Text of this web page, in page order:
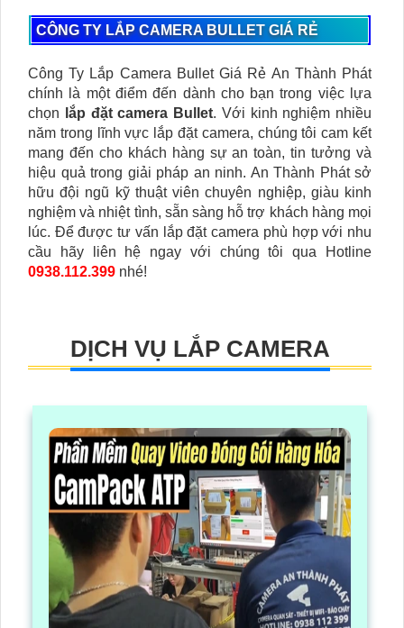
CÔNG TY LẮP CAMERA BULLET GIÁ RẺ
Công Ty Lắp Camera Bullet Giá Rẻ An Thành Phát
chính là một điểm đến dành cho bạn trong việc lựa
chọn
lắp đặt camera Bullet. Với kinh nghiệm nhiều
năm trong lĩnh vực lắp đặt camera, chúng tôi cam kết
mang đến cho khách hàng sự an toàn, tin tưởng và
hiệu quả trong giải pháp an ninh. An Thành Phát sở
hữu đội ngũ kỹ thuật viên chuyên nghiệp, giàu kinh
nghiệm và nhiệt tình, sẵn sàng hỗ trợ khách hàng mọi
lúc. Để được tư vấn lắp đặt camera phù hợp với nhu
cầu hãy liên hệ ngay với chúng tôi qua Hotline
0938.112.399 nhé!
DỊCH VỤ LẮP CAMERA